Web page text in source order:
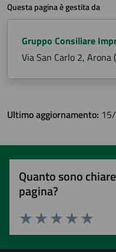
Questa pagina è gestita da
Gruppo Consiliare
Via San Carlo 2, Arona
Ultimo aggiornamento:
Quanto sono
pagina?
Valuta
Valuta 4
Valuta 3 stelle
Valuta 2 stelle su 5
Valuta 1 stelle su 5